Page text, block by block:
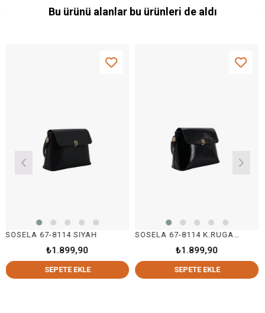
Bu ürünü alanlar bu ürünleri de aldı
67-8114 SIYAH
₺1.899,90
SEPETE EKLE
SOSELA 67-8114 K.RUGAN SİYAH
₺1.899,90
SEPETE EKLE
SOSELA